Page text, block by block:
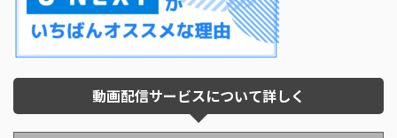
動画配信サービスについて詳しく